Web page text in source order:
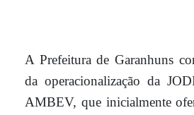
A Prefeitura de Garanhuns
da operacionalização da
AMBEV, que inicialmente